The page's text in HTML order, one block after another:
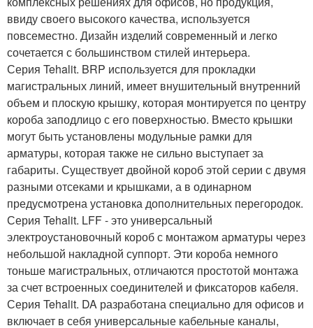
ввиду своего высокого качества, используется
повсеместно. Дизайн изделий современный и легко
сочетается с большинством стилей интерьера.
Серия Tehalit. BRP используется для прокладки
магистральных линий, имеет внушительный внутренний
объем и плоскую крышку, которая монтируется по центру
короба заподлицо с его поверхностью. Вместо крышки
могут быть установлены модульные рамки для
арматуры, которая также не сильно выступает за
габариты. Существует двойной короб этой серии с двумя
разными отсеками и крышками, а в одинарном
предусмотрена установка дополнительных перегородок.
Серия Tehalit. LFF - это универсальный
электроустановочный короб с монтажом арматуры через
небольшой накладной суппорт. Эти короба немного
тоньше магистральных, отличаются простотой монтажа
за счет встроенных соединителей и фиксаторов кабеля.
Серия Tehalit. DA разработана специально для офисов и
включает в себя универсальные кабельные каналы,